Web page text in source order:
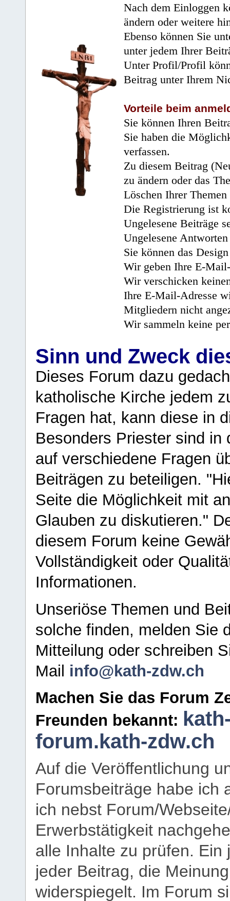
Nach dem Einloggen
ändern oder weitere
Ebenso können Sie
unter jedem Ihrer
Unter Profil/Profil
Beitrag unter Ihrem
Vorteile beim
Sie können Ihren
Sie haben die
verfassen.
Zu diesem Beitrag
zu ändern oder das
Löschen Ihrer
Die Registrierung ist
Ungelesene Beiträge
Ungelesene
Sie können das
Wir geben Ihre E-
Wir verschicken
Ihre E-Mail-Adresse
Mitgliedern nicht
Wir sammeln keine
Sinn und Zweck
Dieses Forum dazu
katholische Kirche jedem
Fragen hat, kann diese in
Besonders Priester sind in
auf verschiedene Fragen
Beiträgen zu beteiligen.
Seite die Möglichkeit mit
Glauben zu diskutieren."
diesem Forum keine
Vollständigkeit oder
Informationen.
Unseriöse Themen und
solche finden, melden Sie
Mitteilung oder schreiben
Mail info@kath-zdw.ch
Machen Sie das Forum
Freunden bekannt:
forum.kath-zdw.ch
Auf die Veröffentlichung
Forumsbeiträge habe ich
ich nebst Forum/
Erwerbstätigkeit
alle Inhalte zu prüfen.
jeder Beitrag, die
widerspiegelt. Im Forum